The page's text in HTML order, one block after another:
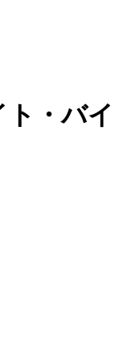
・バイ